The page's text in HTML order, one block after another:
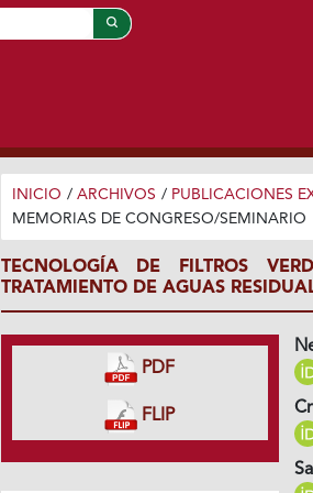
INICIO / ARCHIVOS / PUBLICACIONES
MEMORIAS DE CONGRESO/SEMINARIO
TECNOLOGÍA DE FILTROS
TRATAMIENTO DE AGUAS
PDF
FLIP